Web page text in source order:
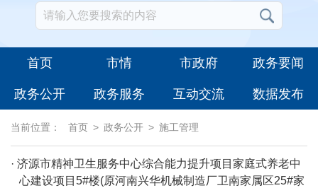
首页 市情 市政府 政务要闻
政务公开 政务服务 互动交流 数据发布
当前位置： 首页 > 政务公开 > 施工管理
· 济源市精神卫生服务中心综合能力提升项目家庭式养老中
心建设项目5#楼(原河南兴华机械制造厂卫南家属区25#家